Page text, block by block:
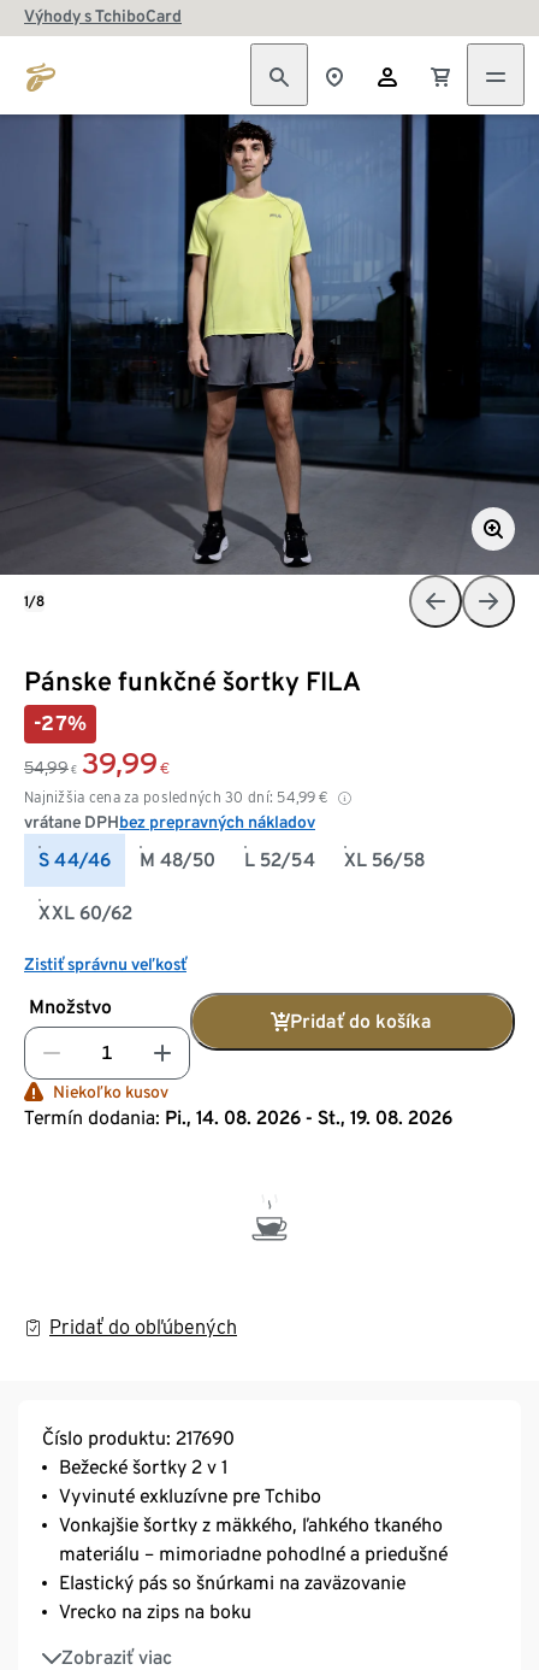
Výhody s TchiboCard
Pánske funkčné šortky FILA
-27%
54,99 € 39,99 €
Najnižšia cena za posledných 30 dní: 54,99 €
vrátane DPHbez prepravných nákladov
S 44/46 M 48/50 L 52/54 XL 56/58
XXL 60/62
Zistiť správnu veľkosť
Množstvo
Pridať do košíka
Niekoľko kusov
Termín dodania: Pi., 14. 08. 2026 - St., 19. 08. 2026
Pridať do obľúbených
1/8
Číslo produktu: 217690
Bežecké šortky 2 v 1
Vyvinuté exkluzívne pre Tchibo
Vonkajšie šortky z mäkkého, ľahkého tkaného
materiálu – mimoriadne pohodlné a priedušné
Elastický pás so šnúrkami na zaväzovanie
Vrecko na zips na boku
Zobraziť viac
Integrované džersejové šortky na optimálne